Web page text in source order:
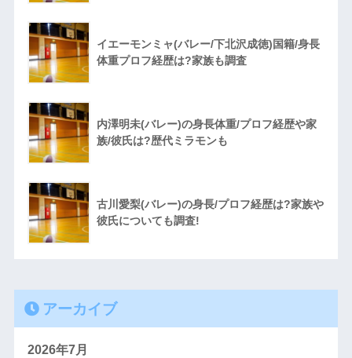
イエーモンミャ(バレー/下北沢成徳)国籍/身長
体重プロフ経歴は?家族も調査
内澤明未(バレー)の身長体重/プロフ経歴や家
族/彼氏は?歴代ミラモンも
古川愛梨(バレー)の身長/プロフ経歴は?家族や
彼氏についても調査!
アーカイブ
2026年7月